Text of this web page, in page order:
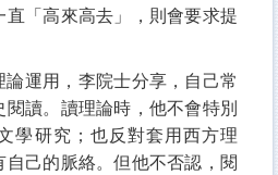
直「高來高去」，則會要求提
論運用，李院士分享，自己常
讀。讀理論時，他不會特別
學研究；也反對套用西方理
己的脈絡。但他不否認，閱